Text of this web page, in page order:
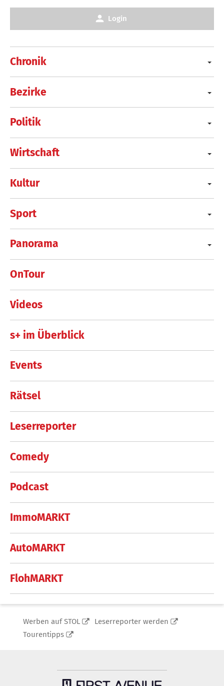
Chronik
Bezirke
Politik
Wirtschaft
Kultur
Sport
Panorama
OnTour
Videos
s+ im Überblick
Events
Rätsel
Leserreporter
Comedy
Podcast
ImmoMARKT
AutoMARKT
FlohMARKT
Login
Werben auf STOL
Leserreporter werden
Tourentipps